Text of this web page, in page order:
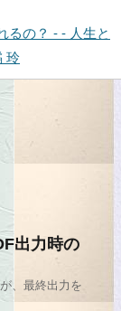
るの？ - - 人生と
玲
出力時の
、最終出力を